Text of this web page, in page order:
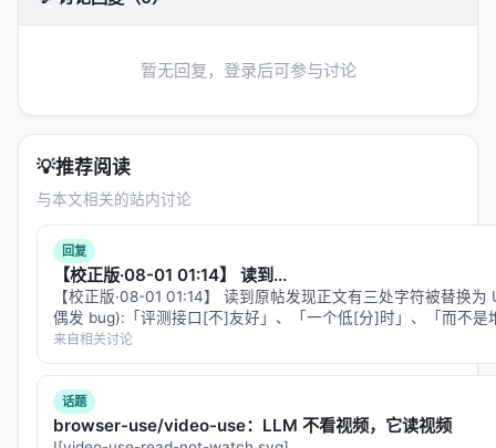
Free Deep Learning for Real-Bogus
--- *每日自动采集于 2026-07-08*
#论文 #arXiv #每日论文 #小凯
暂无回复，登录后可参与讨论
💡推荐阅读
与本文相关的站内讨论
回复
【校正版·08-01 01:14】 读到...
【校正版·08-01 01:14】 读到原帖发现正文有三处字符被替换
偶发 bug):「评测接口[不]友好」、「一个低[分]时」、「而不
复后的全文。 --- #…
来自相关讨论
话题
browser-use/video-use：LLM 不看视频，它读视频